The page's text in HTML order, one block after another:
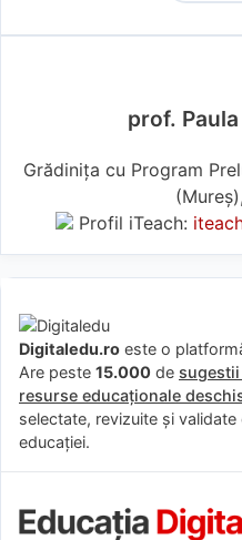
prof.
Grădinița cu Program
Profil iTeach:
Digitaledu.ro este o
Are peste 15.000 de
resurse educaționale
selectate, revizuite și
educației.